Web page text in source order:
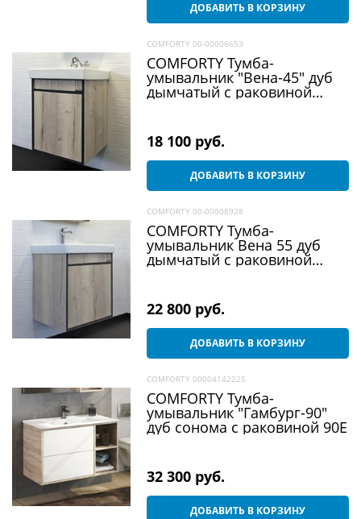
ДОБАВИТЬ В КОРЗИНУ
COMFORTY 00-00006653
COMFORTY Тумба-
умывальник "Вена-45" дуб
дымчатый с раковиной
18 100 руб.
ДОБАВИТЬ В КОРЗИНУ
COMFORTY 00-00008928
COMFORTY Тумба-
умывальник Вена 55 дуб
дымчатый с раковиной
22 800 руб.
ДОБАВИТЬ В КОРЗИНУ
COMFORTY 00004142225
COMFORTY Тумба-
умывальник "Гамбург-90"
дуб сонома с раковиной 90E
32 300 руб.
ДОБАВИТЬ В КОРЗИНУ